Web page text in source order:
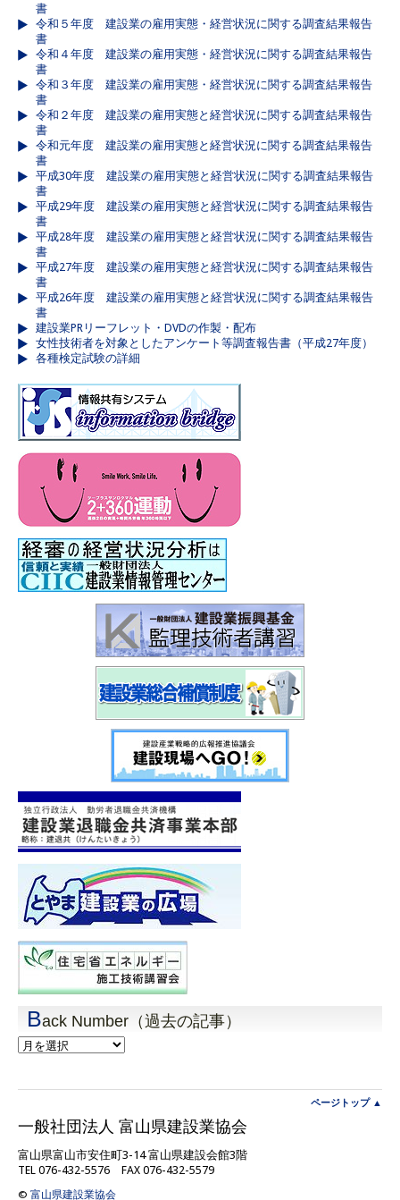
書
令和５年度 建設業の雇用実態・経営状況に関する調査結果報告
書
令和４年度 建設業の雇用実態・経営状況に関する調査結果報告
書
令和３年度 建設業の雇用実態・経営状況に関する調査結果報告
書
令和２年度 建設業の雇用実態と経営状況に関する調査結果報告
書
令和元年度 建設業の雇用実態と経営状況に関する調査結果報告
書
平成30年度 建設業の雇用実態と経営状況に関する調査結果報告
書
平成29年度 建設業の雇用実態と経営状況に関する調査結果報告
書
平成28年度 建設業の雇用実態と経営状況に関する調査結果報告
書
平成27年度 建設業の雇用実態と経営状況に関する調査結果報告
書
平成26年度 建設業の雇用実態と経営状況に関する調査結果報告
書
建設業PRリーフレット・DVDの作製・配布
女性技術者を対象としたアンケート等調査報告書（平成27年度）
各種検定試験の詳細
Back Number（過去の記事）
Back
Number（過
事）
ページトップ ▲
一般社団法人 富山県建設業協会
富山県富山市安住町3-14 富山県建設会館3階
TEL 076-432-5576 FAX 076-432-5579
© 富山県建設業協会